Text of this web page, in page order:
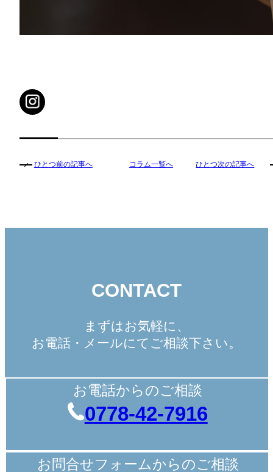
ひとつ前の記事へ コラム一覧へ ひとつ次の記事へ
CONTACT
まずはお気軽に、
お電話・メールにてご相談下さい。
お電話からのご相談
0778-42-7916
お問合せフォームからのご相談